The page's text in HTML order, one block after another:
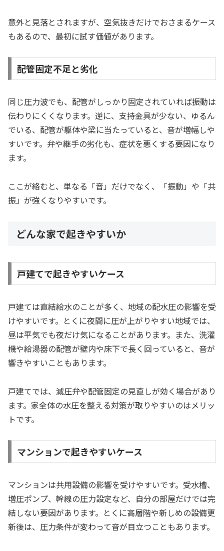
意外と見落とされますが、空気抜きだけでおさまるケース
もあるので、最初に試す価値があります。
配管固定不足と劣化
同じ圧力波でも、配管がしっかり固定されていれば振動は
伝わりにくくなります。逆に、支持金具が少ない、ゆるん
でいる、配管が躯体や梁に当たっていると、音が増幅しや
すいです。弁や継手の劣化も、症状を悪くする要因になり
ます。
ここが絡むと、単なる「音」だけでなく、「振動」や「共
振」が強くなりやすいです。
どんな家で起きやすいか
戸建てで起きやすいケース
戸建ては直結給水のことが多く、地域の配水圧の影響を受
けやすいです。とくに夜間に圧が上がりやすい地域では、
昼は平気でも夜だけ気になることがあります。また、洗濯
機や給湯器の配管が壁内や床下で長く回っていると、音が
響きやすいこともあります。
戸建てでは、減圧弁や配管固定の見直しが効く場合があり
ます。家全体の水圧を整える対策が取りやすいのはメリッ
トです。
マンションで起きやすいケース
マンションは共用設備の影響を受けやすいです。受水槽、
増圧ポンプ、幹線の圧力設定など、自分の部屋だけでは完
結しない要因があります。とくに高層階や新しめの設備更
新後は、圧力条件が変わって音が目立つこともあります。